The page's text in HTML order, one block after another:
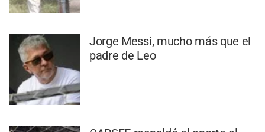
Jorge Messi, mucho más que el
padre de Leo